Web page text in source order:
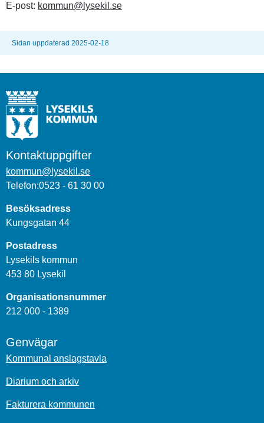
E-post: kommun@lysekil.se
Sidan uppdaterad 2025-02-18
Kontaktuppgifter
kommun@lysekil.se
Telefon:0523 - 61 30 00
Besöksadress
Kungsgatan 44
Postadress
Lysekils kommun
453 80 Lysekil
Organisationsnummer
212 000 - 1389
Genvägar
Kommunal anslagstavla
Diarium och arkiv
Fakturera kommunen